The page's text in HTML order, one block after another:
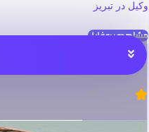
وکیل در تبریز
مشاهده پروفایل